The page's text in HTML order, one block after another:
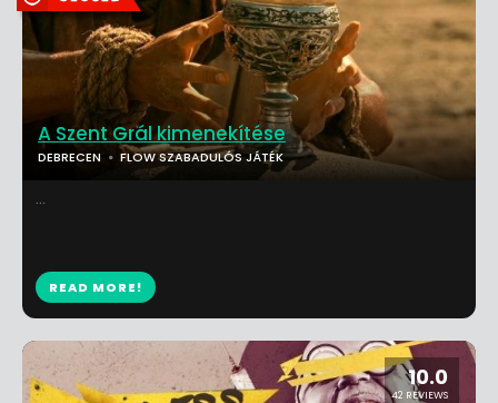
A Szent Grál kimenekítése
DEBRECEN FLOW SZABADULÓS JÁTÉK
...
READ MORE!
10.0
42 REVIEWS